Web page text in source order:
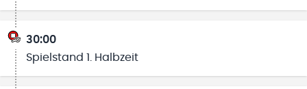
30:00
Spielstand 1. Halbzeit